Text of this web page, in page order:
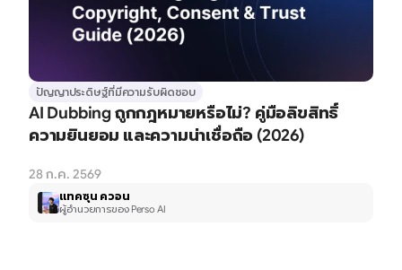
ปัญญาประดิษฐ์ที่มีความรับผิดชอบ
AI Dubbing ถูกกฎหมายหรือไม่? คู่มือลิขสิทธิ์
ความยินยอม และความน่าเชื่อถือ (2026)
28 ก.ค. 2569
แทคซุน ควอน
ผู้อำนวยการของ Perso AI